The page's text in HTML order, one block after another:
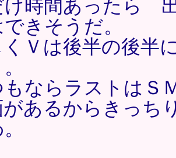
け時間あったら
できそうだ。
Ｖは後半の後半
もならラストはＳ
があるからきっち